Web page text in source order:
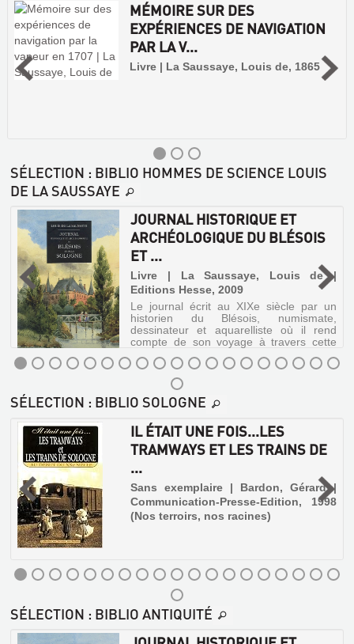
MÉMOIRE SUR DES
EXPÉRIENCES DE NAVIGATION
PAR LA V...
Livre | La Saussaye, Louis de, 1865
MÉMOIRE
SUR
DES
EXPÉRIENCES
DE
NAVIGATION
PAR
V...
|
La
Saussaye,
SÉLECTION : BIBLIO HOMMES DE SCIENCE LOUIS
DE LA SAUSSAYE
JOURNAL HISTORIQUE ET
ARCHÉOLOGIQUE DU BLÉSOIS
ET ...
Livre | La Saussaye, Louis de |
Editions Hesse, 2009
Le journal écrit au XIXe siècle par un
historien du Blésois, numismate,
dessinateur et aquarelliste où il rend
compte de son voyage à travers cette
région de faits archéologiques,
historiques et personnels.
JOURNAL
HISTORIQUE
ET
ARCHÉOLOGIQUE
DU
BLÉSOIS
ET
...
Livre
La
Saussaye,
de
Editions
SÉLECTION : BIBLIO SOLOGNE
IL ÉTAIT UNE FOIS...LES
TRAMWAYS ET LES TRAINS DE
...
Sans exemplaire | Bardon, Gérard |
Communication-Presse-Edition, 1998
(Nos terroirs, nos racines)
IL
ÉTAIT
UNE
SÉLECTION : BIBLIO ANTIQUITÉ